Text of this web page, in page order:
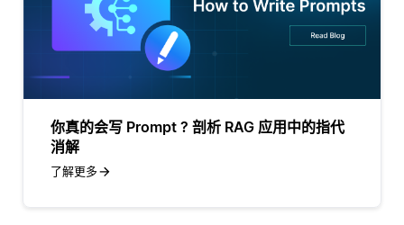
你真的会写 Prompt ? 剖析 RAG 应用中的指代
消解
了解更多